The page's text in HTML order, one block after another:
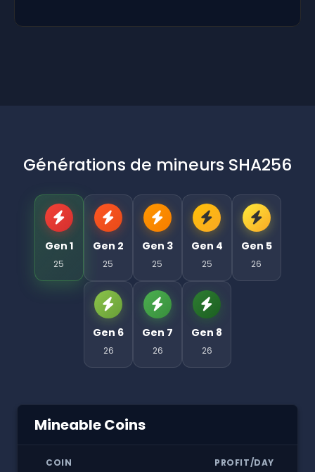
Générations de mineurs SHA256
Gen 1
25
Gen 2
25
Gen 3
25
Gen 4
25
Gen 5
26
Gen 6
26
Gen 7
26
Gen 8
26
Mineable Coins
COIN PROFIT/DAY